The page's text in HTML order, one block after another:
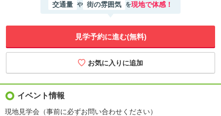
交通量 や 街の雰囲気 を現地で体感！
見学予約に進む(無料)
イベント情報
現地見学会（事前に必ずお問い合わせください）